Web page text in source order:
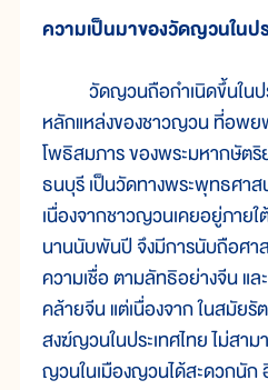
ความเป็นมาของวัดญวนในป
วัดญวนถือกำเนิดขึ้นในปร
หลักแหล่งของชาวญวน ที่อพย
โพธิสมภาร ของพระมหากษัต
ธนบุรี เป็นวัดทางพระพุทธศา
เนื่องจากชาวญวนเคยอยู่ภาย
นานนับพันปี จึงมีการนับถือศ
ความเชื่อ ตามลัทธิอย่างจีน แ
คล้ายจีน แต่เนื่องจาก ในสมัย
สงฆ์ญวนในประเทศไทย ไม่ส
ญวนในเมืองญวนได้สะดวกนั